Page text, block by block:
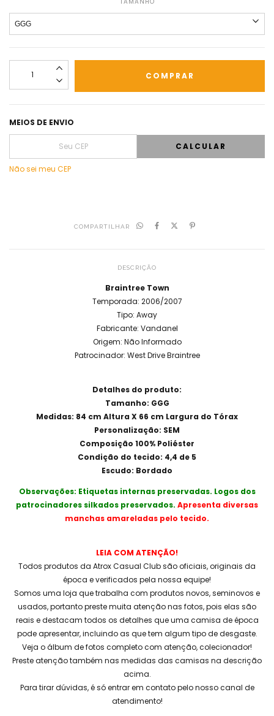
MEIOS DE ENVIO
CALCULAR
Não sei meu CEP
COMPARTILHAR
DESCRIÇÃO
Braintree Town
Temporada: 2006/2007
Tipo: Away
Fabricante: Vandanel
Origem: Não Informado
Patrocinador: West Drive Braintree
Detalhes do produto:
Tamanho: GGG
Medidas: 84 cm Altura X 66 cm Largura do Tórax
Personalização: SEM
Composição 100% Poliéster
Condição do tecido: 4,4 de 5
Escudo: Bordado
Observações: Etiquetas internas preservadas. Logos dos
patrocinadores silkados preservados. Apresenta diversas
manchas amareladas pelo tecido.
LEIA COM ATENÇÃO!
Todos produtos da Atrox Casual Club são oficiais, originais da
época e verificados pela nossa equipe!
Somos uma loja que trabalha com produtos novos, seminovos e
usados, portanto preste muita atenção nas fotos, pois elas são
reais e destacam todos os detalhes que uma camisa de época
pode apresentar, incluindo as que tem algum tipo de desgaste.
Veja o álbum de fotos completo com atenção, colecionador!
Preste atenção também nas medidas das camisas na descrição
acima.
Para tirar dúvidas, é só entrar em contato pelo nosso canal de
atendimento!